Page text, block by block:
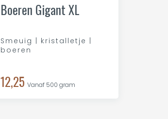
Boeren Gigant XL
Smeuig | kristalletje |
boeren
12,25 Vanaf 500 gram